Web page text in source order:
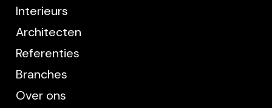
Interieurs
Architecten
Referenties
Branches
Over ons